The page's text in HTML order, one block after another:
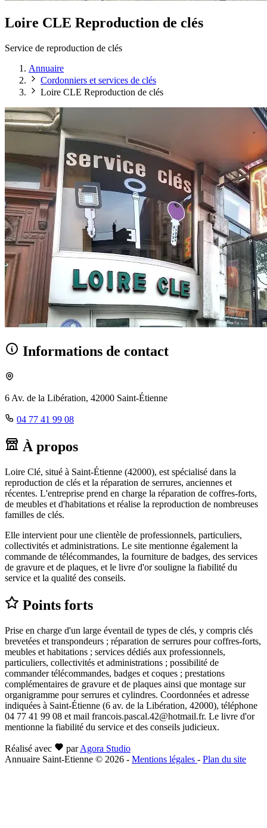
Loire CLE Reproduction de clés
Service de reproduction de clés
Annuaire
Cordonniers et services de clés
Loire CLE Reproduction de clés
Informations de contact
6 Av. de la Libération, 42000 Saint-Étienne
04 77 41 99 08
À propos
Loire Clé, situé à Saint-Étienne (42000), est spécialisé dans la
reproduction de clés et la réparation de serrures, anciennes et
récentes. L'entreprise prend en charge la réparation de coffres-forts,
de meubles et d'habitations et réalise la reproduction de nombreuses
familles de clés.
Elle intervient pour une clientèle de professionnels, particuliers,
collectivités et administrations. Le site mentionne également la
commande de télécommandes, la fourniture de badges, des services
de gravure et de plaques, et le livre d'or souligne la fiabilité du
service et la qualité des conseils.
Points forts
Prise en charge d'un large éventail de types de clés, y compris clés
brevetées et transpondeurs ; réparation de serrures pour coffres-forts,
meubles et habitations ; services dédiés aux professionnels,
particuliers, collectivités et administrations ; possibilité de
commander télécommandes, badges et coques ; prestations
complémentaires de gravure et de plaques ainsi que montage sur
organigramme pour serrures et cylindres. Coordonnées et adresse
indiquées à Saint-Étienne (6 av. de la Libération, 42000), téléphone
04 77 41 99 08 et mail francois.pascal.42@hotmail.fr. Le livre d'or
mentionne la fiabilité du service et des conseils judicieux.
Réalisé avec par Agora Studio
Annuaire Saint-Etienne © 2026 - Mentions légales - Plan du site